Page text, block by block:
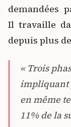
demandées
Il travaille
depuis plus
« Trois
impliquant
en même
11% de la